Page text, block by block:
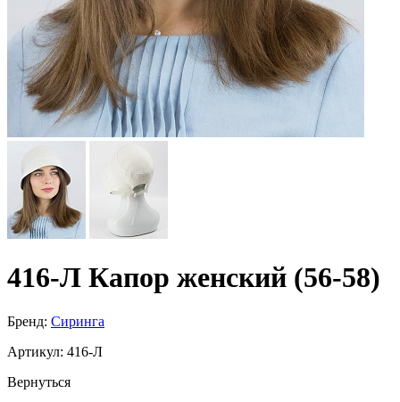
416-Л Капор женский (56-58)
Бренд: Сиринга
Артикул: 416-Л
Вернуться